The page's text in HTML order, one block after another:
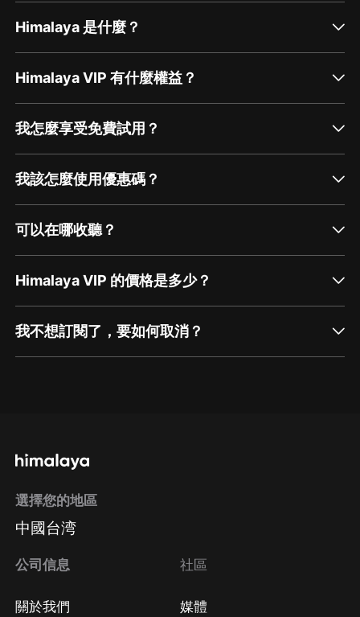
Himalaya 是什麼？
Himalaya VIP 有什麼權益？
我怎麼享受免費試用？
我該怎麼使用優惠碼？
可以在哪收聽？
Himalaya VIP 的價格是多少？
我不想訂閱了，要如何取消？
方法 Google Play取消訂閱方法
選擇您的地區
中國台湾
公司信息
關於我們
社區
媒體